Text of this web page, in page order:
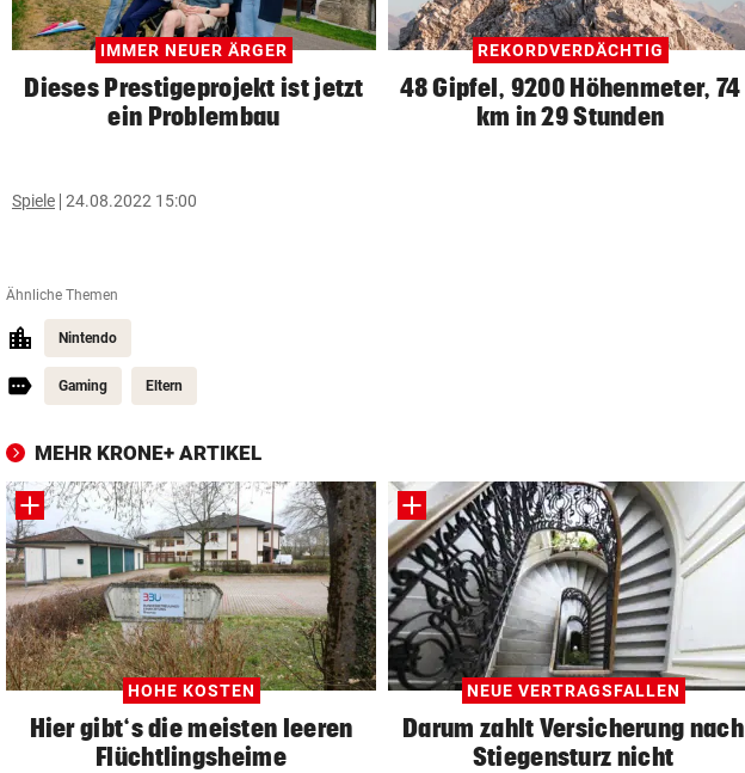
IMMER NEUER ÄRGER
Dieses Prestigeprojekt ist jetzt
ein Problembau
REKORDVERDÄCHTIG
48 Gipfel, 9200 Höhenmeter, 74
km in 29 Stunden
Spiele 24.08.2022 15:00
Ähnliche Themen
Nintendo
Gaming Eltern
MEHR KRONE+ ARTIKEL
HOHE KOSTEN
Hier gibt‘s die meisten leeren
Flüchtlingsheime
NEUE VERTRAGSFALLEN
Darum zahlt Versicherung nach
Stiegensturz nicht